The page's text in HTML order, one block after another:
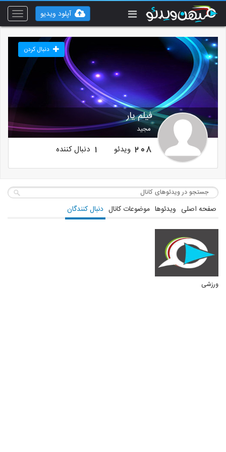
Toggle
آپلود ویدیو
فیلم یار
مجید
دنبال کردن
208 ویدئو 1 دنبال کننده
صفحه اصلی ویدئوها موضوعات کانال دنبال کنندگان
ورزشی